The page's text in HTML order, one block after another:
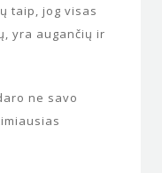
taip, jog visas
yra augančių ir
ne savo